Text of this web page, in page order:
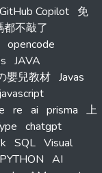
GitHub Copilot 免
都不敲了
opencode
JAVA
嬰兒教材 Javas
javascript
re ai prisma 上
chatgpt
SQL Visual
PYTHON AI